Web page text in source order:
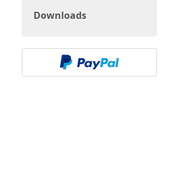
Downloads